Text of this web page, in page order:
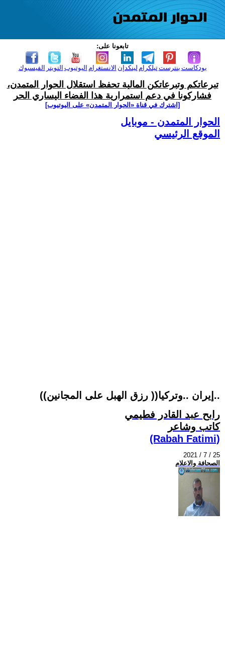
تابعونا على:
الفيسبوك التويتر اليوتيوب الانستغرام لينكدإن تيلكرامبنترست بودكاست
تبرعاتكم وتبرعاتكن المالية تحفظ استقلال الحوار المتمدن،
فشاركونا في دعم استمرارية هذا الفضاء اليساري الحر
[اشترك في قناة ‫«الحوار المتمدن» على اليوتيوب]
الحوار المتمدن - موبايل
الموقع الرئيسي
((رزق الهبل على المجانين ))إيران ..وتركيا..
رابح عبد القادر فطيمي
كاتب وشاعر
(Rabah Fatimi)
2021 / 7 / 25
الصحافة والاعلام